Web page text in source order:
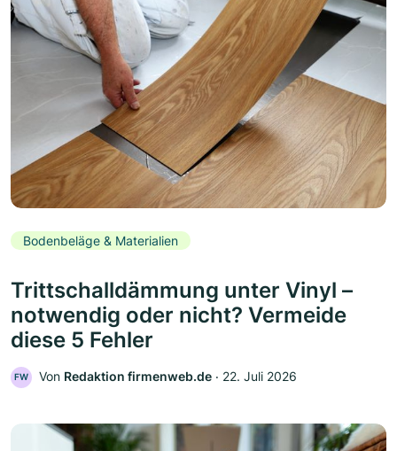
Bodenbeläge & Materialien
Trittschalldämmung unter Vinyl –
notwendig oder nicht? Vermeide
diese 5 Fehler
FW Von Redaktion firmenweb.de ‧ 22. Juli 2026